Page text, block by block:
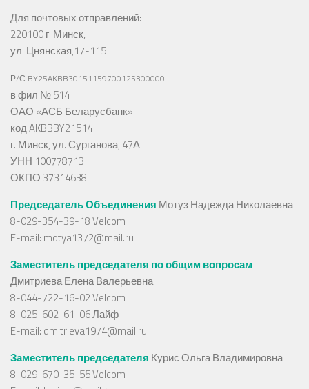
Для почтовых отправлений:
220100 г. Минск,
ул. Цнянская,17-115
Р/С BY25AKBB30151159700125300000
в фил.№ 514
ОАО «АСБ Беларусбанк»
код AKBBBY21514
г. Минск, ул. Сурганова, 47А.
УНН 100778713
ОКПО 37314638
Председатель Объединения Мотуз Надежда Николаевна
8-029-354-39-18 Velcom
E-mail: motya1372@mail.ru
Заместитель председателя по общим вопросам
Дмитриева Елена Валерьевна
8-044-722-16-02 Velcom
8-025-602-61-06 Лайф
E-mail: dmitrieva1974@mail.ru
Заместитель председателя Курис Ольга Владимировна
8-029-670-35-55 Velcom